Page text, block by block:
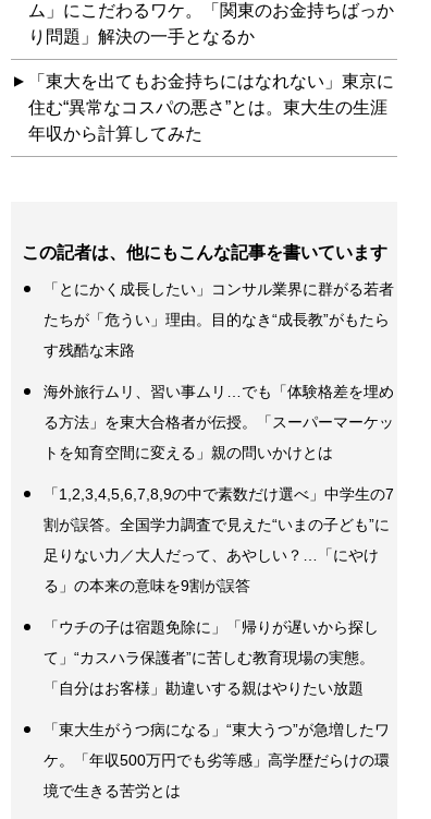
ム」にこだわるワケ。「関東のお金持ちばっか
り問題」解決の一手となるか
「東大を出てもお金持ちにはなれない」東京に
住む“異常なコスパの悪さ”とは。東大生の生涯
年収から計算してみた
この記者は、他にもこんな記事を書いています
「とにかく成長したい」コンサル業界に群がる若者
たちが「危うい」理由。目的なき“成長教”がもたら
す残酷な末路
海外旅行ムリ、習い事ムリ…でも「体験格差を埋め
る方法」を東大合格者が伝授。「スーパーマーケッ
トを知育空間に変える」親の問いかけとは
「1,2,3,4,5,6,7,8,9の中で素数だけ選べ」中学生の7
割が誤答。全国学力調査で見えた“いまの子ども”に
足りない力／大人だって、あやしい？…「にやけ
る」の本来の意味を9割が誤答
「ウチの子は宿題免除に」「帰りが遅いから探し
て」“カスハラ保護者”に苦しむ教育現場の実態。
「自分はお客様」勘違いする親はやりたい放題
「東大生がうつ病になる」“東大うつ”が急増したワ
ケ。「年収500万円でも劣等感」高学歴だらけの環
境で生きる苦労とは